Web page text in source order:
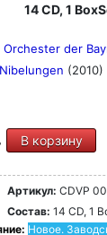
14 CD, 1
der
(2010)
В корзину
Артикул: CDVP
Состав: 14 CD, 1
Новое.